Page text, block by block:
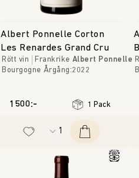
Albert Ponnelle Corton
Les Renardes Grand Cru
Rött vin Frankrike Albert Ponnelle
Bourgogne Årgång:2022
1500:- 1 Pack